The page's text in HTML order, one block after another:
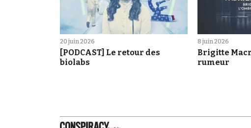
20 juin 2026
[PODCAST] Le retour des
biolabs
8 juin 2026
Brigitte
rumeur